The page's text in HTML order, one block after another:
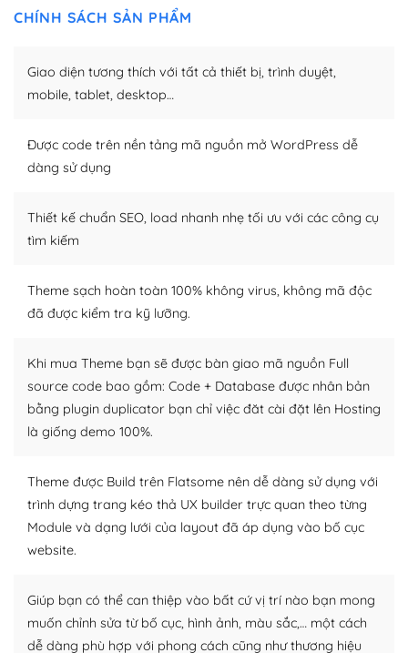
Khi bạn sử dụng WordPress, thì vấn đề giao diện của
trở nên hấp dẫn và đơn giản hơn.
tìm kiếm chúng trên Internet hoặc nhờ chuyên gia.
– Sở hữu một cộng đồng lớn, sẵn sàng hỗ trợ
khổng lồ được kiểm duyệt bởi các nhân viên và những
người cuồng tín WordPress.
kiếm những cộng đồng WordPress, họ sẽ giúp bạn trả
lời, giải đáp vấn đề của bạn.
Cộng đồng sử dụng WordPress sẵn sàng hỗ trợ bạn
Plugin mở rộng là thành phần cài đặt thêm vào
WordPress để tăng thêm các tính năng cần thiết. Có
nhiều plugin trả phí hoặc miễn phí.
plugin của WordPress rất phong phú. Bạn có thể thỏa
thích chọn lựa plugin và themes phù hợp cho mục đích
CHÍNH SÁCH SẢN PHẨM
Giao diện tương thích với tất cả thiết bị, trình duyệt,
mobile, tablet, desktop…
Được code trên nền tảng mã nguồn mở WordPress dễ
dàng sử dụng
Thiết kế chuẩn SEO, load nhanh nhẹ tối ưu với các công cụ
tìm kiếm
Theme sạch hoàn toàn 100% không virus, không mã độc
đã được kiểm tra kỹ lưỡng.
Khi mua Theme bạn sẽ được bàn giao mã nguồn Full
source code bao gồm: Code + Database được nhân bản
bằng plugin duplicator bạn chỉ việc đăt cài đặt lên Hosting
là giống demo 100%.
Theme được Build trên Flatsome nên dễ dàng sử dụng với
trình dựng trang kéo thả UX builder trực quan theo từng
Module và dạng lưới của layout đã áp dụng vào bố cục
website.
Giúp bạn có thể can thiệp vào bất cứ vị trí nào bạn mong
muốn chỉnh sửa từ bố cục, hình ảnh, màu sắc,… một cách
dễ dàng phù hợp với phong cách cũng như thương hiệu